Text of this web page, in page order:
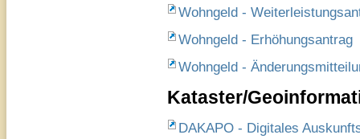
Wohngeld -
Wohngeld - Erhöhungsantrag
Wohngeld -
Kataster/
DAKAPO - Digitales